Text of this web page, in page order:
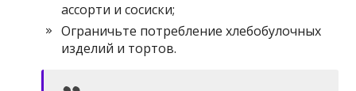
ассорти и сосиски;
Ограничьте потребление хлебобулочных
изделий и тортов.